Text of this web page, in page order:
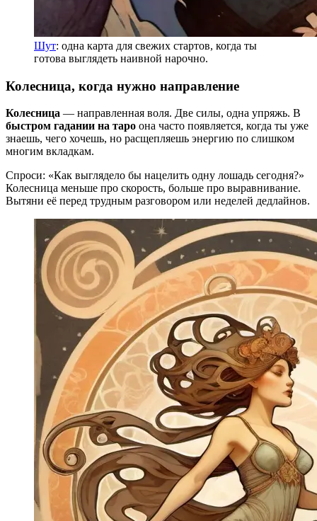
Шут: одна карта для свежих стартов, когда ты
готова выглядеть наивной нарочно.
Колесница, когда нужно направление
Колесница — направленная воля. Две силы, одна упряжь. В
быстром гадании на таро она часто появляется, когда ты уже
знаешь, чего хочешь, но расщепляешь энергию по слишком
многим вкладкам.
Спроси: «Как выглядело бы нацелить одну лошадь сегодня?»
Колесница меньше про скорость, больше про выравнивание.
Вытяни её перед трудным разговором или неделей дедлайнов.